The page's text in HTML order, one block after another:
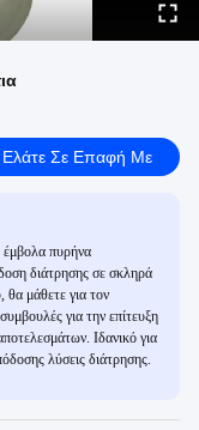
Σε Επαφή Με
έμβολα πυρήνα
διάτρησης σε σκληρά
θα μάθετε για τον
για την επίτευξη
Ιδανικό για
λύσεις διάτρησης.